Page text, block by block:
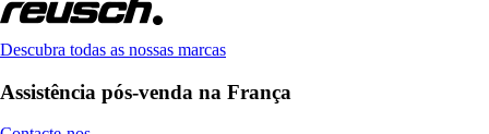
Descubra todas as nossas marcas
Assistência pós-venda na França